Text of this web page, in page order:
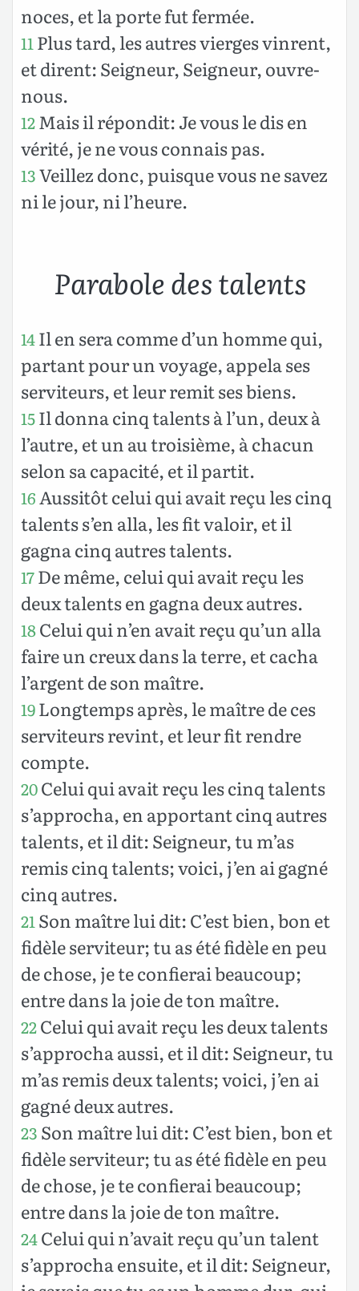
noces, et la porte fut fermée.
11 Plus tard, les autres vierges vinrent,
et dirent: Seigneur, Seigneur, ouvre-
nous.
12Mais il répondit: Je vous le dis en
vérité, je ne vous connais pas.
13Veillez donc, puisque vous ne savez
ni le jour, ni l’heure.
Parabole des talents
14Il en sera comme d’un homme qui,
partant pour un voyage, appela ses
serviteurs, et leur remit ses biens.
15Il donna cinq talents à l’un, deux à
l’autre, et un au troisième, à chacun
selon sa capacité, et il partit.
16Aussitôt celui qui avait reçu les cinq
talents s’en alla, les fit valoir, et il
gagna cinq autres talents.
17De même, celui qui avait reçu les
deux talents en gagna deux autres.
18Celui qui n’en avait reçu qu’un alla
faire un creux dans la terre, et cacha
l’argent de son maître.
19Longtemps après, le maître de ces
serviteurs revint, et leur fit rendre
compte.
20Celui qui avait reçu les cinq talents
s’approcha, en apportant cinq autres
talents, et il dit: Seigneur, tu m’as
remis cinq talents; voici, j’en ai gagné
cinq autres.
21 Son maître lui dit: C’est bien, bon et
fidèle serviteur; tu as été fidèle en peu
de chose, je te confierai beaucoup;
entre dans la joie de ton maître.
22Celui qui avait reçu les deux talents
s’approcha aussi, et il dit: Seigneur, tu
m’as remis deux talents; voici, j’en ai
gagné deux autres.
23 Son maître lui dit: C’est bien, bon et
fidèle serviteur; tu as été fidèle en peu
de chose, je te confierai beaucoup;
entre dans la joie de ton maître.
24Celui qui n’avait reçu qu’un talent
s’approcha ensuite, et il dit: Seigneur,